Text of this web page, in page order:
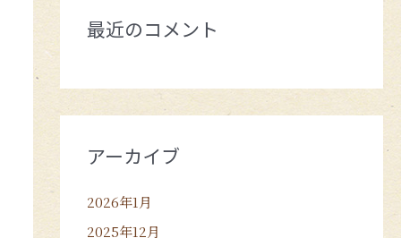
最近のコメント
アーカイブ
2026年1月
2025年12月